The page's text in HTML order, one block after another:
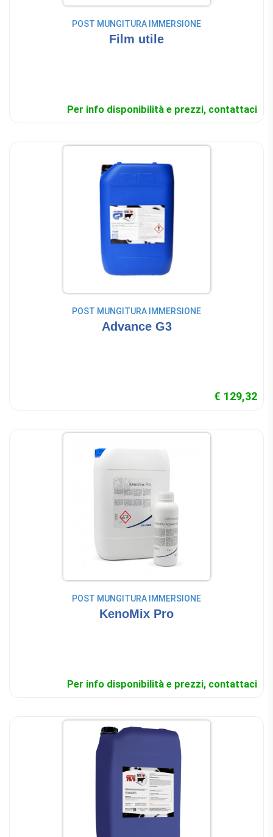
POST MUNGITURA IMMERSIONE
Film utile
Per info disponibilità e prezzi, contattaci
POST MUNGITURA IMMERSIONE
Advance G3
€ 129,32
POST MUNGITURA IMMERSIONE
KenoMix Pro
Per info disponibilità e prezzi, contattaci